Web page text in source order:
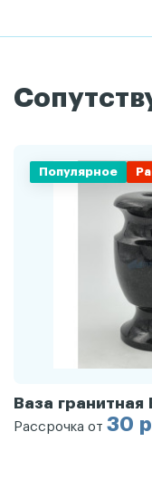
Популярное
Ваза гранитная
Рассрочка от 30